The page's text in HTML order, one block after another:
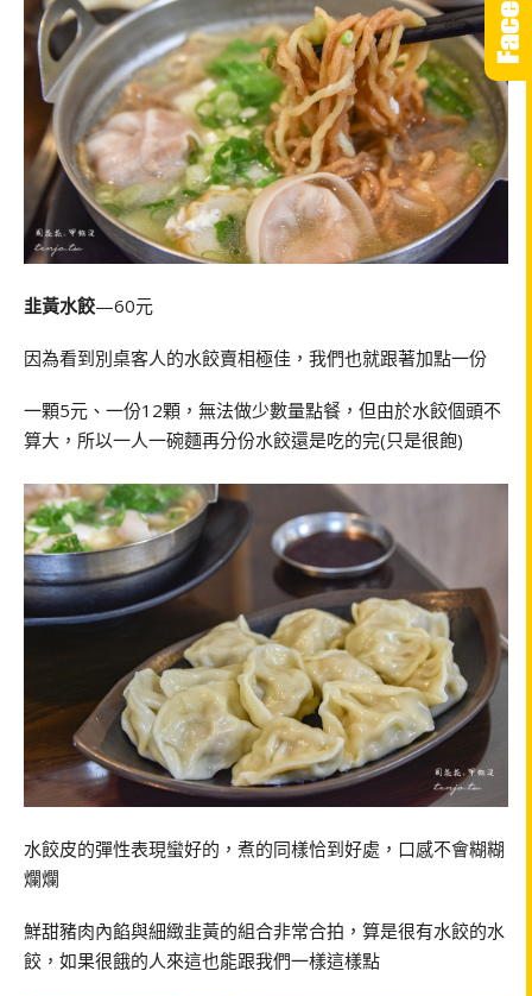
韭黃水餃—60元
因為看到別桌客人的水餃賣相極佳，我們也就跟著加點一份
一顆5元、一份12顆，無法做少數量點餐，但由於水餃個頭不
算大，所以一人一碗麵再分份水餃還是吃的完(只是很飽)
水餃皮的彈性表現蠻好的，煮的同樣恰到好處，口感不會糊糊
爛爛
鮮甜豬肉內餡與細緻韭黃的組合非常合拍，算是很有水餃的水
餃，如果很餓的人來這也能跟我們一樣這樣點